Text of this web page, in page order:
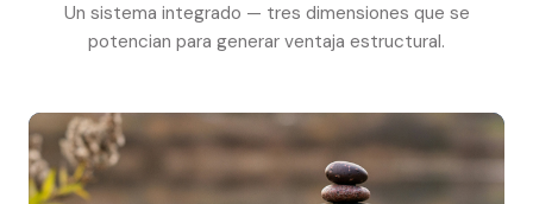
Un sistema integrado — tres dimensiones que se
potencian para generar ventaja estructural.